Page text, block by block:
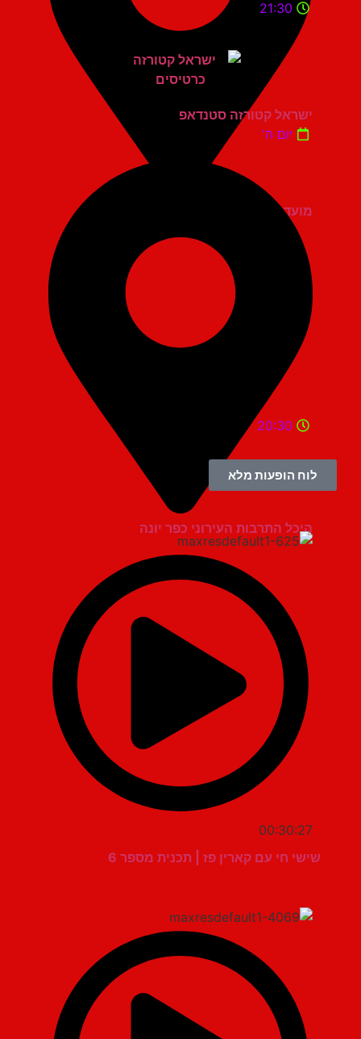
מועדון הגריי יהוד
21:30
ישראל קטורזה סטנדאפ
יום ה'
היכל התרבות העירוני כפר יונה
20:30
לוח הופעות מלא
00:30:27
שישי חי עם קארין פז | תכנית מספר 6